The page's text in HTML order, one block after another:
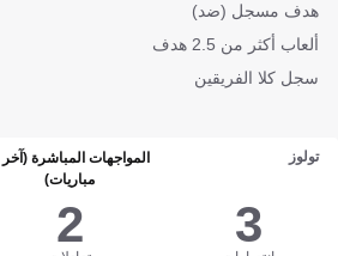
هدف مسجل (ضد)
ألعاب أكثر من 2.5 هدف
سجل كلا الفريقين
تولوز
مباريات)
3
2